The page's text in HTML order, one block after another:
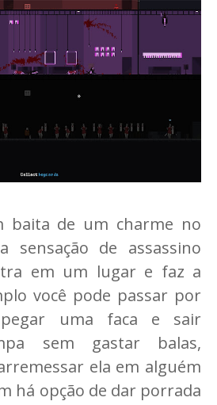
baita de um charme no
sensação de assassino
em um lugar e faz a
você pode passar por
uma faca e sair
sem gastar balas,
ela em alguém
há opção de dar porrada